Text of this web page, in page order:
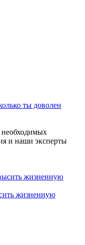
ты доволен
необходимых
и наши эксперты
жизненную